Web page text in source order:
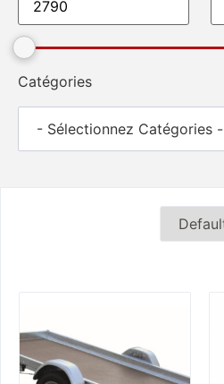
Catégories
- Sélectionnez Catégories -